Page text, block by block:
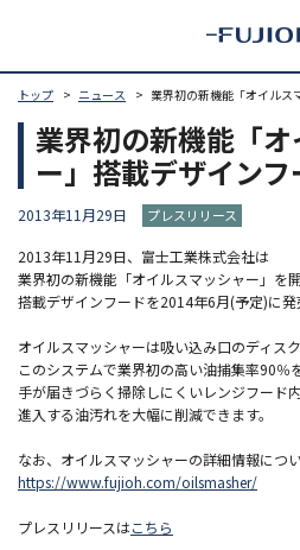
トップ ニュース 業界初の新機能「オイルス
業界初の新機能「
ー」搭載デザイン
2013年11月29日 プレスリリース
2013年11月29日、富士工業株式会社は
業界初の新機能「オイルスマッシャー」を開
搭載デザインフードを2014年6月(予定)に発
オイルスマッシャーは吸い込み口のディス
このシステムで業界初の高い油捕集率90％
手が届きづらく掃除しにくいレンジフード
進入する油汚れを大幅に削減できます。
なお、オイルスマッシャーの詳細情報につ
https://www.fujioh.com/oilsmasher/
プレスリリースはこちら